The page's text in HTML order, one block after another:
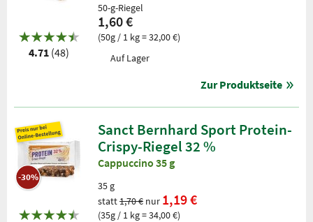
4.71 (48)
50-g-Riegel
1,60 €
(50g / 1 kg = 32,00 €)
Auf Lager
Zur Produktseite
-30%
Sanct Bernhard Sport Protein-
Crispy-Riegel 32 %
Cappuccino 35 g
35 g
statt1,70 € nur 1,19 €
(35g / 1 kg = 34,00 €)